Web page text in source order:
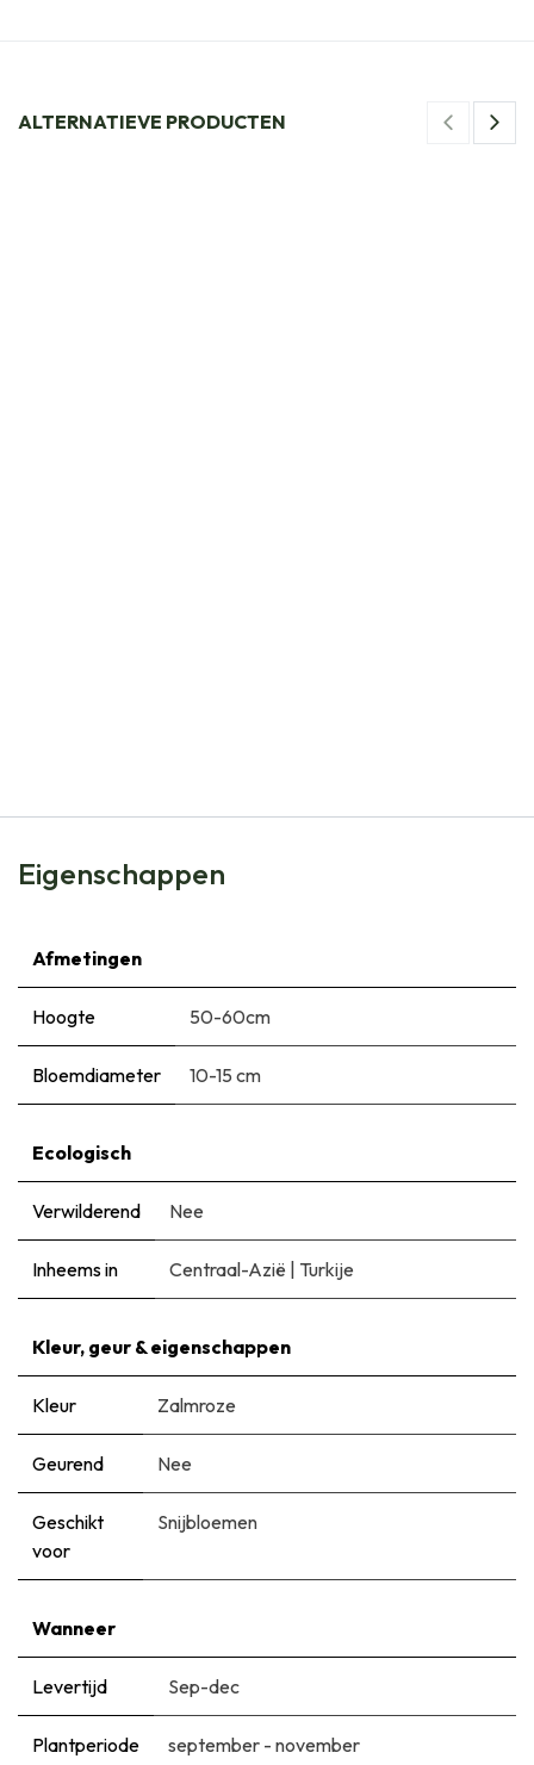
ALTERNATIEVE PRODUCTEN
Eigenschappen
Afmetingen
Hoogte 50-60cm
Bloemdiameter 10-15 cm
Ecologisch
Verwilderend Nee
Inheems in Centraal-Azië | Turkije
Kleur, geur & eigenschappen
Kleur Zalmroze
Geurend Nee
Geschikt
voor
Snijbloemen
Wanneer
Levertijd Sep-dec
Plantperiode september - november